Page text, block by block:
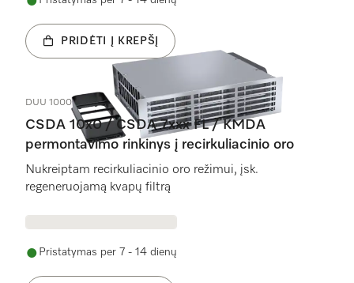
PRIDĖTI Į KREPŠĮ
DUU 1000-2
CSDA 10x0 / CSDA 7xxx FL / KMDA
permontavimo rinkinys į recirkuliacinio oro
Nukreiptam recirkuliacinio oro režimui, įsk.
regeneruojamą kvapų filtrą
Pristatymas per 7 - 14 dienų